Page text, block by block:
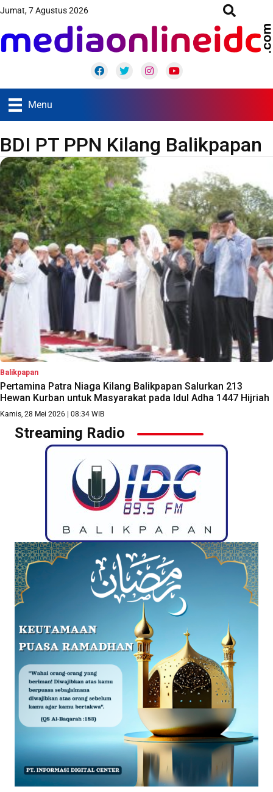
Jumat, 7 Agustus 2026
FacebookTwitter InstagramYoutube
Menu
BDI PT PPN Kilang Balikpapan
Balikpapan
Pertamina Patra Niaga Kilang Balikpapan Salurkan 213
Hewan Kurban untuk Masyarakat pada Idul Adha 1447 Hijriah
Kamis, 28 Mei 2026 | 08:34 WIB
Streaming Radio